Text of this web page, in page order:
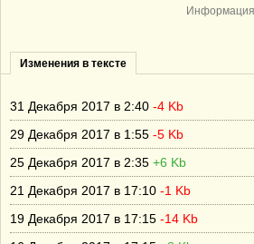
Изменения в тексте
31 Декабря 2017 в 2:40 -4 Kb
29 Декабря 2017 в 1:55 -5 Kb
25 Декабря 2017 в 2:35 +6 Kb
21 Декабря 2017 в 17:10 -1 Kb
19 Декабря 2017 в 17:15 -14 Kb